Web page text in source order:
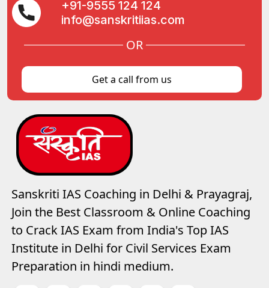
+91-9555 124 124
info@sanskritiias.com
OR
Get a call from us
Sanskriti IAS Coaching in Delhi & Prayagraj,
Join the Best Classroom & Online Coaching
to Crack IAS Exam from India's Top IAS
Institute in Delhi for Civil Services Exam
Preparation in hindi medium.